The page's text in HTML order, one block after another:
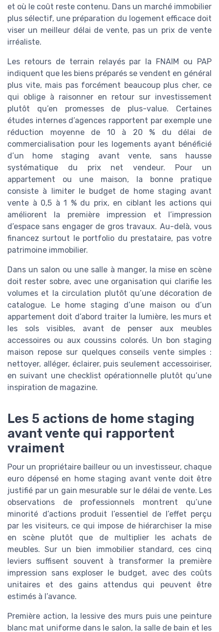
et où le coût reste contenu. Dans un marché immobilier
plus sélectif, une préparation du logement efficace doit
viser un meilleur délai de vente, pas un prix de vente
irréaliste.
Les retours de terrain relayés par la FNAIM ou PAP
indiquent que les biens préparés se vendent en général
plus vite, mais pas forcément beaucoup plus cher, ce
qui oblige à raisonner en retour sur investissement
plutôt qu’en promesses de plus-value. Certaines
études internes d’agences rapportent par exemple une
réduction moyenne de 10 à 20 % du délai de
commercialisation pour les logements ayant bénéficié
d’un home staging avant vente, sans hausse
systématique du prix net vendeur. Pour un
appartement ou une maison, la bonne pratique
consiste à limiter le budget de home staging avant
vente à 0,5 à 1 % du prix, en ciblant les actions qui
améliorent la première impression et l’impression
d’espace sans engager de gros travaux. Au-delà, vous
financez surtout le portfolio du prestataire, pas votre
patrimoine immobilier.
Dans un salon ou une salle à manger, la mise en scène
doit rester sobre, avec une organisation qui clarifie les
volumes et la circulation plutôt qu’une décoration de
catalogue. Le home staging d’une maison ou d’un
appartement doit d’abord traiter la lumière, les murs et
les sols visibles, avant de penser aux meubles
accessoires ou aux coussins colorés. Un bon staging
maison repose sur quelques conseils vente simples :
nettoyer, alléger, éclairer, puis seulement accessoiriser,
en suivant une checklist opérationnelle plutôt qu’une
inspiration de magazine.
Les 5 actions de home staging
avant vente qui rapportent
vraiment
Pour un propriétaire bailleur ou un investisseur, chaque
euro dépensé en home staging avant vente doit être
justifié par un gain mesurable sur le délai de vente. Les
observations de professionnels montrent qu’une
minorité d’actions produit l’essentiel de l’effet perçu
par les visiteurs, ce qui impose de hiérarchiser la mise
en scène plutôt que de multiplier les achats de
meubles. Sur un bien immobilier standard, ces cinq
leviers suffisent souvent à transformer la première
impression sans exploser le budget, avec des coûts
unitaires et des gains attendus qui peuvent être
estimés à l’avance.
Première action, la lessive des murs puis une peinture
blanc mat uniforme dans le salon, la salle de bain et les